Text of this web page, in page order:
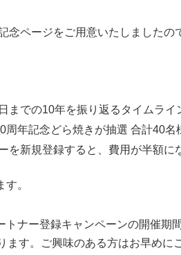
念ページをご用意いたしましたの
までの10年を振り返るタイムライ
周年記念どら焼きが抽選 合計40
を新規登録すると、費用が半額に
。
トナー登録キャンペーンの開催期
ます。ご興味のある方はお早めに